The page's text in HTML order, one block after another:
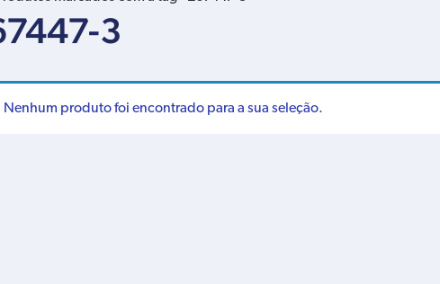
3
Nenhum produto foi encontrado para a sua seleção.